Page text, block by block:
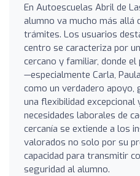
En Autoescuelas Abril de
alumno va mucho más allá
trámites. Los usuarios
centro se caracteriza por
cercano y familiar, donde
—especialmente Carla,
como un verdadero apoyo,
una flexibilidad excepcional
necesidades laborales de
cercanía se extiende a los
valorados no solo por su
capacidad para transmitir
seguridad al alumno.